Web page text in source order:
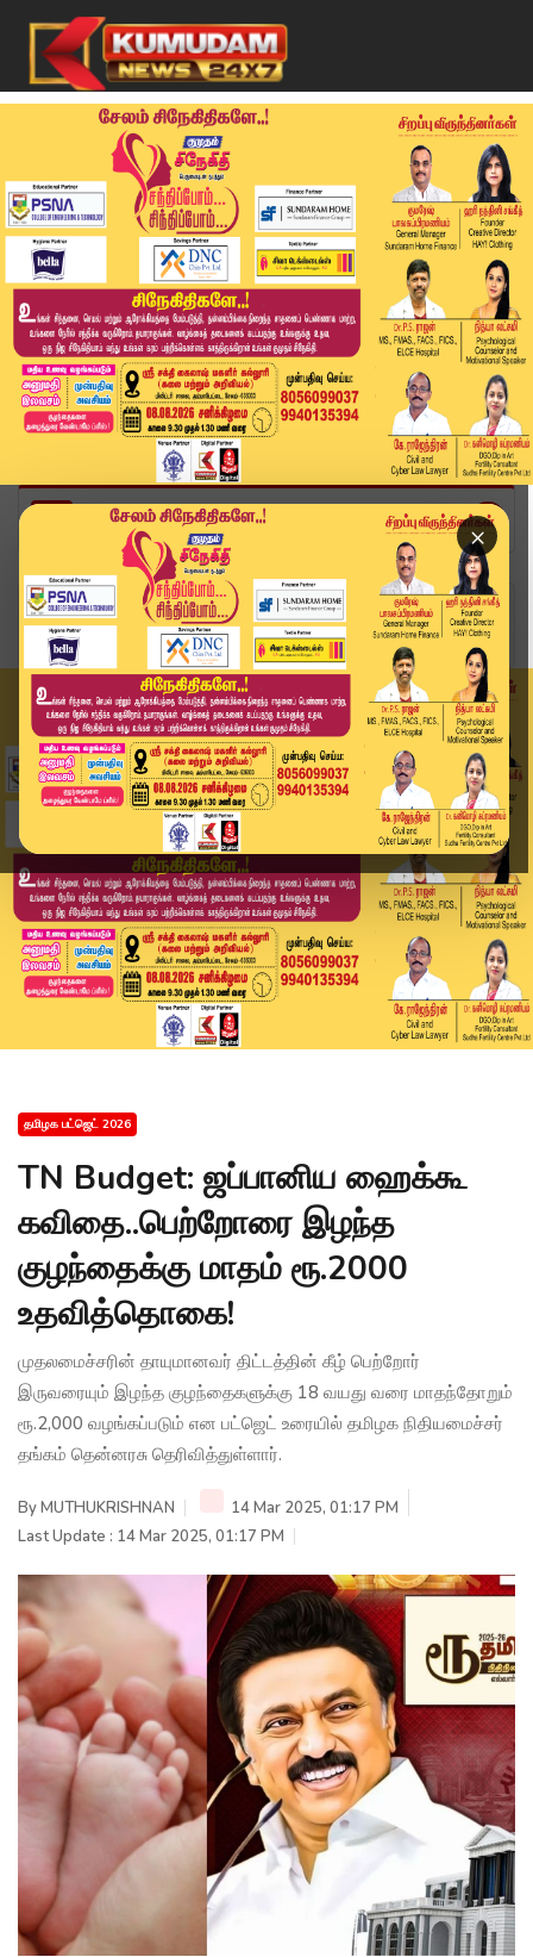
×
Home
தமிழக பட்ஜெட் 2026
TN Budget: ஜப்பானிய ஹைக்கூ கவிதை..பெற்றோரை இழந்...
தமிழக பட்ஜெட் 2026
TN Budget: ஜப்பானிய ஹைக்கூ
கவிதை..பெற்றோரை இழந்த
குழந்தைக்கு மாதம் ரூ.2000
உதவித்தொகை!
முதலமைச்சரின் தாயுமானவர் திட்டத்தின் கீழ் பெற்றோர்
இருவரையும் இழந்த குழந்தைகளுக்கு 18 வயது வரை மாதந்தோறும்
ரூ.2,000 வழங்கப்படும் என பட்ஜெட் உரையில் தமிழக நிதியமைச்சர்
தங்கம் தென்னரசு தெரிவித்துள்ளார்.
ByMUTHUKRISHNAN
14 Mar 2025, 01:17 PM
Last Update : 14 Mar 2025, 01:17 PM